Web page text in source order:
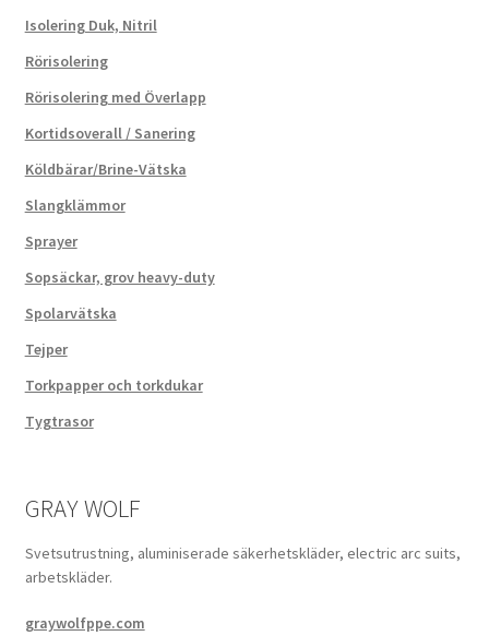
Isolering Duk, Nitril
Rörisolering
Rörisolering med Överlapp
Kortidsoverall / Sanering
Köldbärar/Brine-Vätska
Slangklämmor
Sprayer
Sopsäckar, grov heavy-duty
Spolarvätska
Tejper
Torkpapper och torkdukar
Tygtrasor
GRAY WOLF
Svetsutrustning, aluminiserade säkerhetskläder, electric arc suits,
arbetskläder.
graywolfppe.com